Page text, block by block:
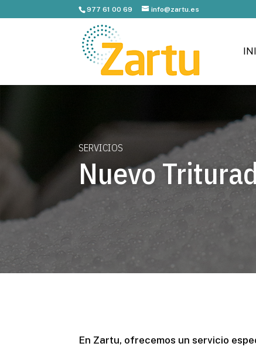
977 61 00 69 info@zartu.es
SERVICIOS
Nuevo
En Zartu, ofrecemos un servicio